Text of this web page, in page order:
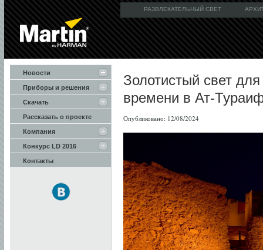
РАЗВЛЕКАТЕЛЬНЫЙ СВЕТ
Новости
Приборы и решения
Скачать
Рассказать о проекте
Компания
Конкурс LD 2016
Контакты
Золотистый свет
времени в Ат-
Опубликовано: 12/08/2024